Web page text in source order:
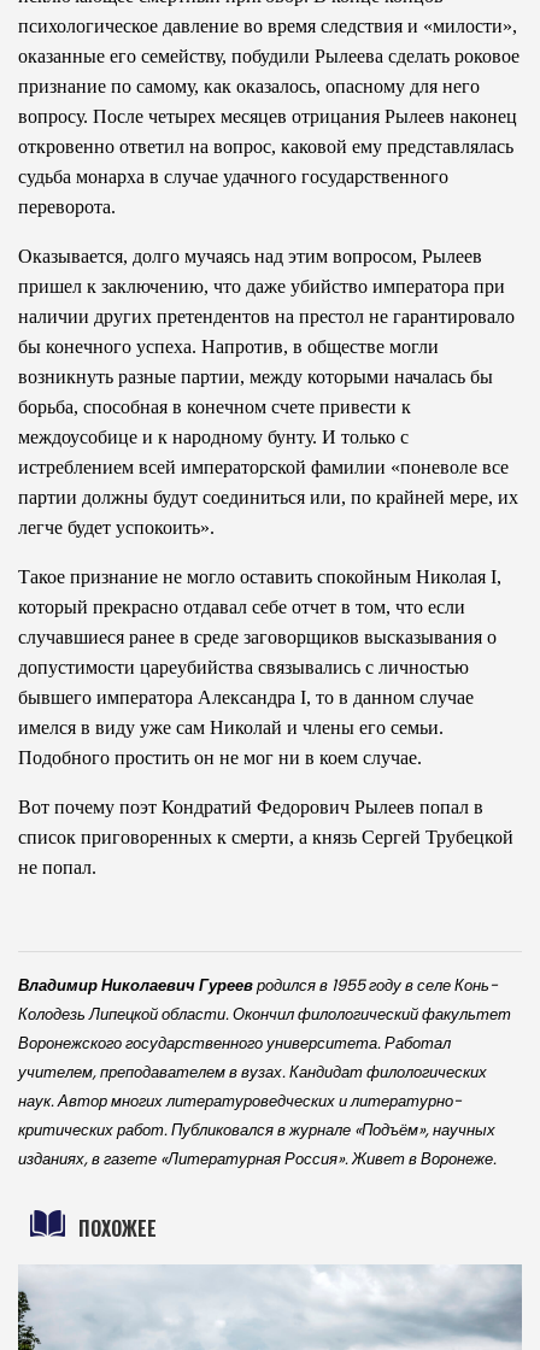
психологическое давление во время следствия и «милости»,
оказанные его семейству, побудили Рылеева сделать роковое
признание по самому, как оказалось, опасному для него
вопросу. После четырех месяцев отрицания Рылеев наконец
откровенно ответил на вопрос, каковой ему представлялась
судьба монарха в случае удачного государственного
переворота.
Оказывается, долго мучаясь над этим вопросом, Рылеев
пришел к заключению, что даже убийство императора при
наличии других претендентов на престол не гарантировало
бы конечного успеха. Напротив, в обществе могли
возникнуть разные партии, между которыми началась бы
борьба, способная в конечном счете привести к
междоусобице и к народному бунту. И только с
истреблением всей императорской фамилии «поневоле все
партии должны будут соединиться или, по крайней мере, их
легче будет успокоить».
Такое признание не могло оставить спокойным Николая I,
который прекрасно отдавал себе отчет в том, что если
случавшиеся ранее в среде заговорщиков высказывания о
допустимости цареубийства связывались с личностью
бывшего императора Александра I, то в данном случае
имелся в виду уже сам Николай и члены его семьи.
Подобного простить он не мог ни в коем случае.
Вот почему поэт Кондратий Федорович Рылеев попал в
список приговоренных к смерти, а князь Сергей Трубецкой
не попал.
Владимир Николаевич Гуреевродился в 1955 году в селе Конь-
Колодезь Липецкой области. Окончил филологический факультет
Воронежского государственного университета. Работал
учителем, преподавателем в вузах. Кандидат филологических
наук. Автор многих литературоведческих и литературно-
критических работ. Публиковался в журнале «Подъём», научных
изданиях, в газете «Литературная Россия». Живет в Воронеже.
ПОХОЖЕЕ